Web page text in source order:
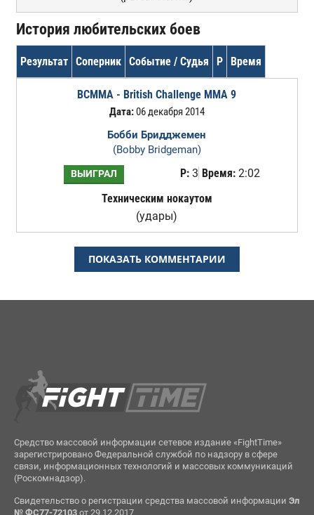
История любительских боев
Результат Соперник Событие / Судья Р Время
BCMMA - British Challenge MMA 9
Дата:06 декабря 2014
Бобби Бридджемен
(Bobby Bridgeman)
ВЫИГРАЛ Р:3 Время:2:02
Техническим нокаутом
(удары)
ПОКАЗАТЬ КОММЕНТАРИИ
Средство массовой информации сетевое издание «FightTime»
зарегистрировано Федеральной службой по надзору в сфере
связи, информационных технологий и массовых коммуникаций
(Роскомнадзор).
Свидетельство о регистрации средства массовой информации Эл
№ ФС77-72103от 29.12.2017